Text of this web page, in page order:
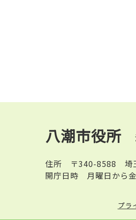
八潮市役所
住所 〒340-8588 埼
開庁日時 月曜日から
プラ